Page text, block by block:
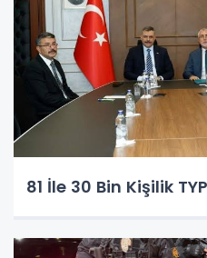
81 İle 30 Bin Kişilik